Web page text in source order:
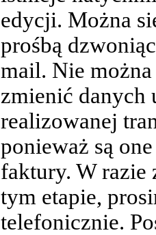
edycji. Można
prośbą
mail. Nie
zmienić danych
realizowanej
ponieważ są
faktury. W razie
tym etapie,
telefonicznie.